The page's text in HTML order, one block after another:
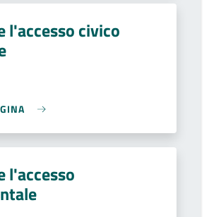
l'accesso civico
l'accesso